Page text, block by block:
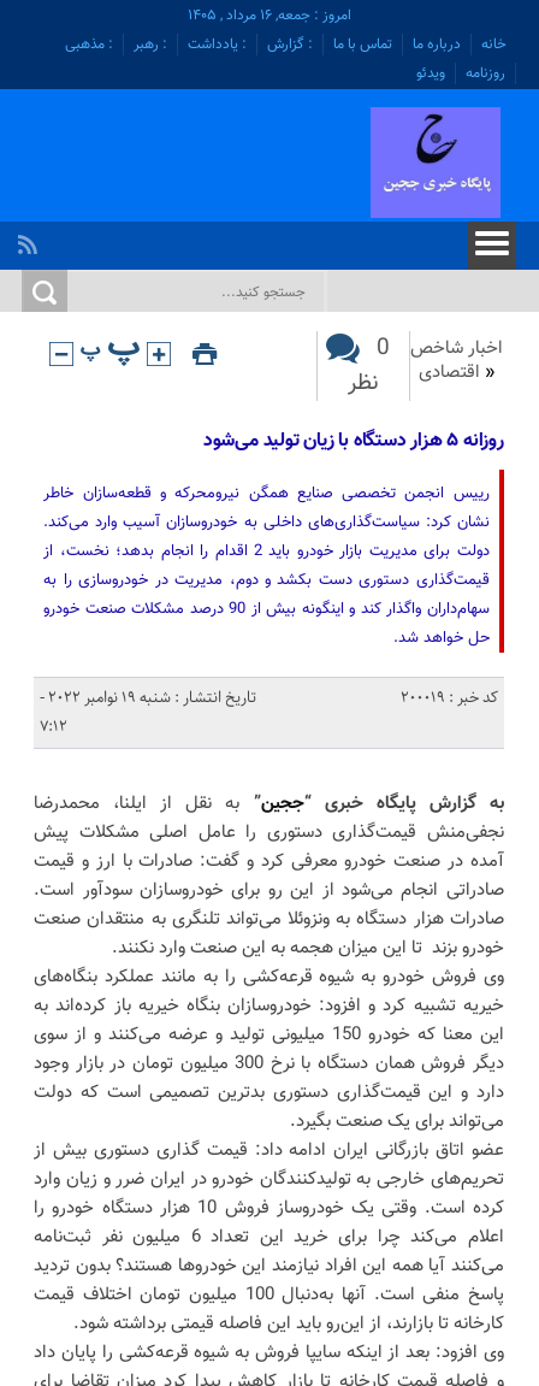
امروز : جمعه, ۱۶ مرداد , ۱۴۰۵
خانه
درباره ما تماس با ما : گزارش : یادداشت : رهبر
: مذهبی
روزنامه
ویدئو
اخبار شاخص
« اقتصادی
0
نظر
روزانه ۵ هزار دستگاه با زیان تولید می‌شود
رییس انجمن تخصصی صنایع همگن نیرومحرکه و قطعه‌سازان خاطر
نشان کرد: سیاست‌گذاری‌های داخلی به خودروسازان آسیب وارد می‌کند.
دولت برای مدیریت بازار خودرو باید 2 اقدام را انجام بدهد؛ نخست، از
قیمت‌گذاری دستوری دست بکشد و دوم، مدیریت در خودروسازی را به
سهام‌داران واگذار کند و اینگونه بیش از 90 درصد مشکلات صنعت خودرو
حل خواهد شد.
کد خبر : 200019
تاریخ انتشار : شنبه 19 نوامبر 2022 -
7:12
به گزارش پایگاه خبری “ججین” به نقل از ایلنا، محمدرضا
نجفی‌منش قیمت‌گذاری دستوری را عامل اصلی مشکلات پیش
آمده در صنعت خودرو معرفی کرد و گفت: صادرات با ارز و قیمت
صادراتی انجام می‌شود از این رو برای خودروسازان سودآور است.
صادرات هزار دستگاه به ونزوئلا می‌تواند تلنگری به منتقدان صنعت
خودرو بزند تا این میزان هجمه به این صنعت وارد نکنند.
وی فروش خودرو به شیوه قرعه‌کشی را به مانند عملکرد بنگاه‌های
خیریه تشبیه کرد و افزود: خودروسازان بنگاه خیریه باز کرده‌اند به
این معنا که خودرو 150 میلیونی تولید و عرضه می‌کنند و از سوی
دیگر فروش همان دستگاه با نرخ 300 میلیون تومان در بازار وجود
دارد و این قیمت‌گذاری دستوری بدترین تصمیمی است که دولت
می‌تواند برای یک صنعت بگیرد.
عضو اتاق بازرگانی ایران ادامه داد: قیمت گذاری دستوری بیش از
تحریم‌های خارجی به تولیدکنندگان خودرو در ایران ضرر و زیان وارد
کرده است. وقتی یک خودروساز فروش 10 هزار دستگاه خودرو را
اعلام می‌کند چرا برای خرید این تعداد 6 میلیون نفر ثبت‌نامه
می‌کنند آیا همه این افراد نیازمند این خودروها هستند؟ بدون تردید
پاسخ منفی است. آنها به‌دنبال 100 میلیون تومان اختلاف قیمت
کارخانه تا بازارند، از این‌رو باید این فاصله قیمتی برداشته شود.
وی افزود: بعد از اینکه سایپا فروش به شیوه قرعه‌کشی را پایان داد